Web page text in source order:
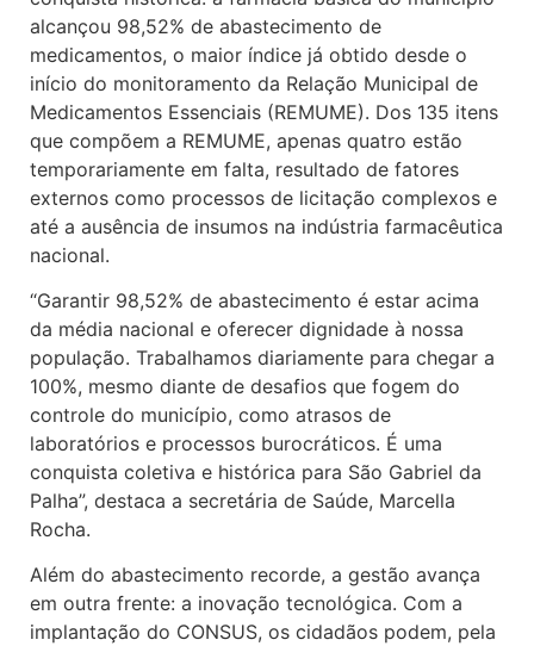
alcançou 98,52% de abastecimento de
medicamentos, o maior índice já obtido desde o
início do monitoramento da Relação Municipal de
Medicamentos Essenciais (REMUME). Dos 135 itens
que compõem a REMUME, apenas quatro estão
temporariamente em falta, resultado de fatores
externos como processos de licitação complexos e
até a ausência de insumos na indústria farmacêutica
nacional.
“Garantir 98,52% de abastecimento é estar acima
da média nacional e oferecer dignidade à nossa
população. Trabalhamos diariamente para chegar a
100%, mesmo diante de desafios que fogem do
controle do município, como atrasos de
laboratórios e processos burocráticos. É uma
conquista coletiva e histórica para São Gabriel da
Palha”, destaca a secretária de Saúde, Marcella
Rocha.
Além do abastecimento recorde, a gestão avança
em outra frente: a inovação tecnológica. Com a
implantação do CONSUS, os cidadãos podem, pela